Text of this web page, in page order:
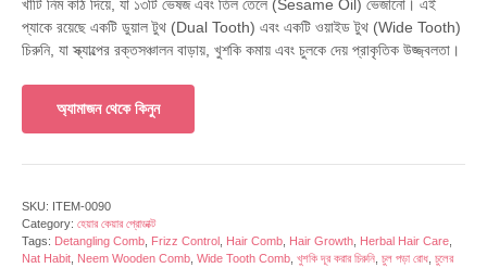
₹470.00.₹360.00.
খাঁটি নিম কাঠ দিয়ে, যা ১৩টি ভেষজ এবং তিল তেলে (Sesame Oil) ভেজানো। এই
প্যাকে রয়েছে একটি ডুয়াল টুথ (Dual Tooth) এবং একটি ওয়াইড টুথ (Wide Tooth)
চিরুনি, যা স্ক্যাল্পের রক্তসঞ্চালন বাড়ায়, খুশকি কমায় এবং চুলকে দেয় প্রাকৃতিক উজ্জ্বলতা।
অ্যামাজন থেকে কিনুন
SKU: ITEM-0090
Category: হেয়ার কেয়ার প্রোডাক্ট
Tags: Detangling Comb Frizz Control Hair Comb Hair Growth Herbal Hair Care
Nat Habit Neem Wooden Comb Wide Tooth Comb খুশকি দূর করার চিরুনি চুল পড়া রোধ চুলের